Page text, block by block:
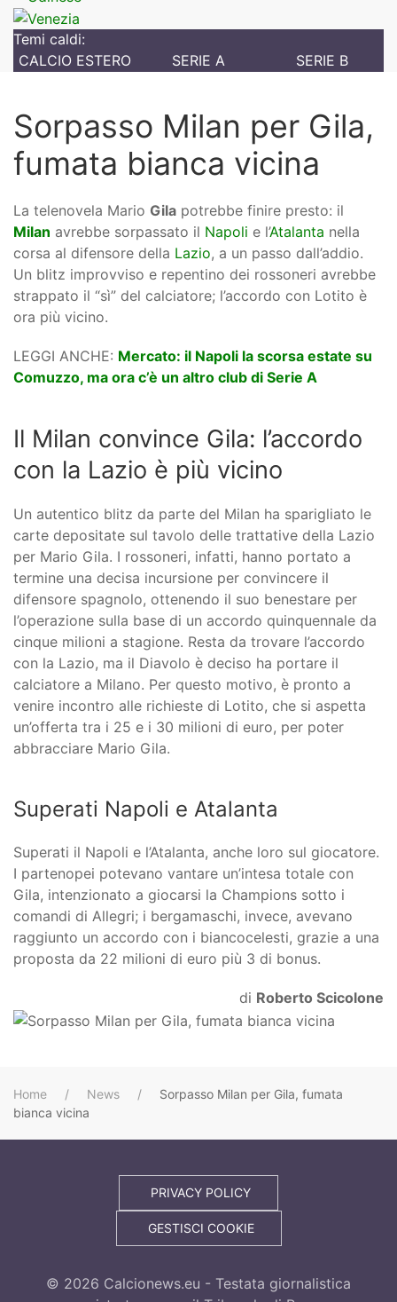
Temi caldi:
CALCIO ESTERO
SERIE A SERIE B
Sorpasso Milan per Gila,
fumata bianca vicina
La telenovela Mario Gila potrebbe finire presto: il
Milan avrebbe sorpassato il Napoli e l’Atalanta nella
corsa al difensore della Lazio, a un passo dall’addio.
Un blitz improvviso e repentino dei rossoneri avrebbe
strappato il “sì” del calciatore; l’accordo con Lotito è
ora più vicino.
LEGGI ANCHE: Mercato: il Napoli la scorsa estate su
Comuzzo, ma ora c’è un altro club di Serie A
Il Milan convince Gila: l’accordo
con la Lazio è più vicino
Un autentico blitz da parte del Milan ha sparigliato le
carte depositate sul tavolo delle trattative della Lazio
per Mario Gila. I rossoneri, infatti, hanno portato a
termine una decisa incursione per convincere il
difensore spagnolo, ottenendo il suo benestare per
l’operazione sulla base di un accordo quinquennale da
cinque milioni a stagione. Resta da trovare l’accordo
con la Lazio, ma il Diavolo è deciso ha portare il
calciatore a Milano. Per questo motivo, è pronto a
venire incontro alle richieste di Lotito, che si aspetta
un’offerta tra i 25 e i 30 milioni di euro, per poter
abbracciare Mario Gila.
Superati Napoli e Atalanta
Superati il Napoli e l’Atalanta, anche loro sul giocatore.
I partenopei potevano vantare un’intesa totale con
Gila, intenzionato a giocarsi la Champions sotto i
comandi di Allegri; i bergamaschi, invece, avevano
raggiunto un accordo con i biancocelesti, grazie a una
proposta da 22 milioni di euro più 3 di bonus.
di Roberto Scicolone
Home News
Sorpasso Milan per Gila, fumata
bianca vicina
PRIVACY POLICY
GESTISCI COOKIE
© 2026 Calcionews.eu - Testata giornalistica